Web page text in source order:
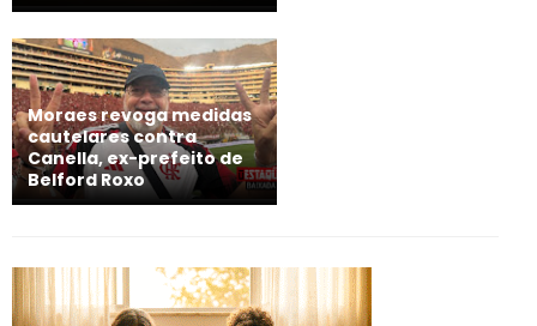
Moraes revoga medidas
cautelares contra
Canella, ex-prefeito de
Belford Roxo